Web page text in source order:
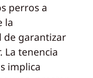
perros a
la
de garantizar
La tenencia
implica